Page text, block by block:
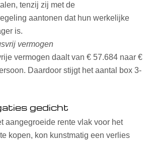
tenzij zij met de
aantonen dat hun werkelijke
is.
vermogen
vermogen daalt van € 57.684 naar €
Daardoor stijgt het aantal box 3-
gedicht
aangegroeide rente vlak voor het
kopen, kon kunstmatig een verlies